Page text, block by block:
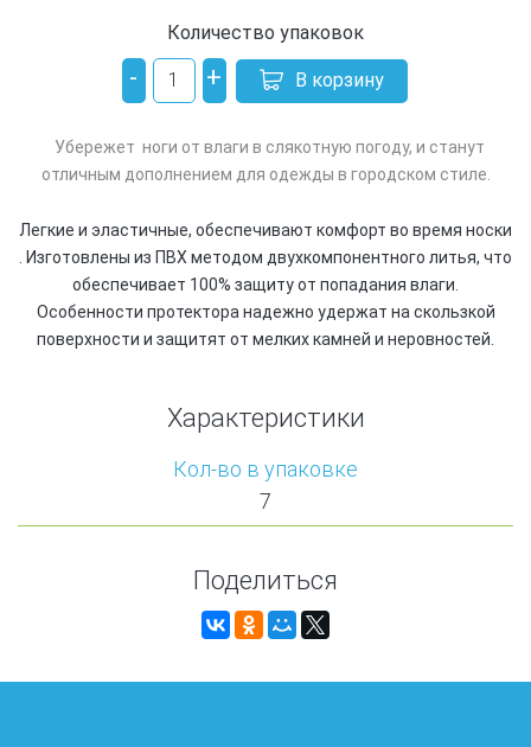
Количество упаковок
- + В корзину
Убережет ноги от влаги в слякотную погоду, и станут
отличным дополнением для одежды в городском стиле.
Легкие и эластичные, обеспечивают комфорт во время носки
. Изготовлены из ПВХ методом двухкомпонентного литья, что
обеспечивает 100% защиту от попадания влаги.
Особенности протектора надежно удержат на скользкой
поверхности и защитят от мелких камней и неровностей.
Характеристики
Кол-во в упаковке
7
Поделиться